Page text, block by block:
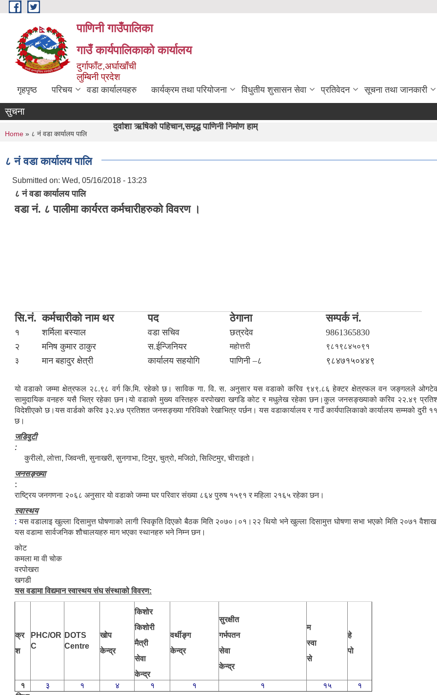
Skip to main content
पाणिनी गाउँपालिका
गाउँ कार्यपालिकाको कार्यालय
दुर्गाफाँट,अर्घाखाँची
लुम्बिनी प्रदेश
गृहपृष्ठ परिचय वडा कार्यालयहरु कार्यक्रम तथा परियोजना विधुतीय शुसासन सेवा प्रतिवेदन सूचना तथा जानकारी
"पाणिनी र दुर्वाशा ऋषिको पहिचान,समृद्ध पाणिनी निर्माण हाम्रो अभीयान"।
सुचना
You are here
Home » ८ नं वडा कार्यालय पालि
८ नं वडा कार्यालय पालि
Submitted on: Wed, 05/16/2018 - 13:23
८ नं वडा कार्यालय पालि
वडा नं. ८ पालीमा कार्यरत कर्मचारीहरुको विवरण ।
सि.नं. कर्मचारीको नाम थर पद ठेगाना सम्पर्क नं.
१ शर्मिला बस्याल वडा सचिव छत्रदेव
9861365830
२
मनिष कुमार ठाकुर स.ईन्जिनियर महोत्तरी
९८१९८४५०९१
३
मान बहादुर क्षेत्री कार्यालय सहयोगि पाणिनी –८ ९८४७१५०४४९
यो वडाको जम्मा क्षेत्रफल २८.९८ वर्ग कि.मि. रहेको छ। साविक गा. वि. स. अनुसार यस वडाको करिव ९४९.८६ हेक्टर क्षेत्रफल वन जङ्गलले
सामुदायिक वनहरु यसै भित्र रहेका छन।यो वडाको मुख्य वस्तिहरु वरपोखरा खगडि कोट र मधुलेख रहेका छन।कुल जनसङ्ख्याको करिव २२.४९
विदेशीएको छ।यस वार्डको करिव ३२.४७ प्रतिशत जनसङ्ख्या गरिविको रेखाभित्र पर्छन। यस वडाकार्यालय र गाउँ कार्यपालिकाको कार्यालय सम्मको दुरी
छ।
जडिवुटी
:
कुरीलो, लोत्ता, जिवन्ती, सुनाखरी, सुनगाभा, टिमुर, चुत्रो, मजिठो, सिल्टिमुर, चीराइतो।
जनसङ्ख्या
:
राष्ट्रिय जनगणना २०६८ अनुसार यो वडाको जम्मा घर परिवार संख्या ८६४ पुरुष १५९१ र महिला २१६५ रहेका छन।
स्वास्थय
: यस वडालाइ खुल्ला दिसामुत्त घोषणाको लागी स्विकृति दिएको बैठक मिति २०७०।०१।२२ थियो भने खुल्ला दिसामुत्त घोषणा सभा भएको मिति २०७१
यस वडामा सार्वजनिक शौचालयहरु माग भएका स्थानहरु भने निम्न छन।
कोट
कमला मा वी चोक
वरपोखरा
खगडी
यस वडामा विद्यमान स्वास्थय संघ संस्थाको विवरण:
क्र
श
PHC/OR
C
DOTS
Centre
खोप
केन्द्र
किशोर
किशोरी
मैत्री
सेवा
केन्द्र
वर्थीङ्ग
केन्द्र
सुरक्षीत
गर्भपतन
सेवा
केन्द्र
म
स्वा
से
हे
पो
१ ३ १ ४ १ १ १ १५
१